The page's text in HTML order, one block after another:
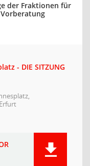
der Fraktionen für
Vorberatung
- DIE SITZUNG